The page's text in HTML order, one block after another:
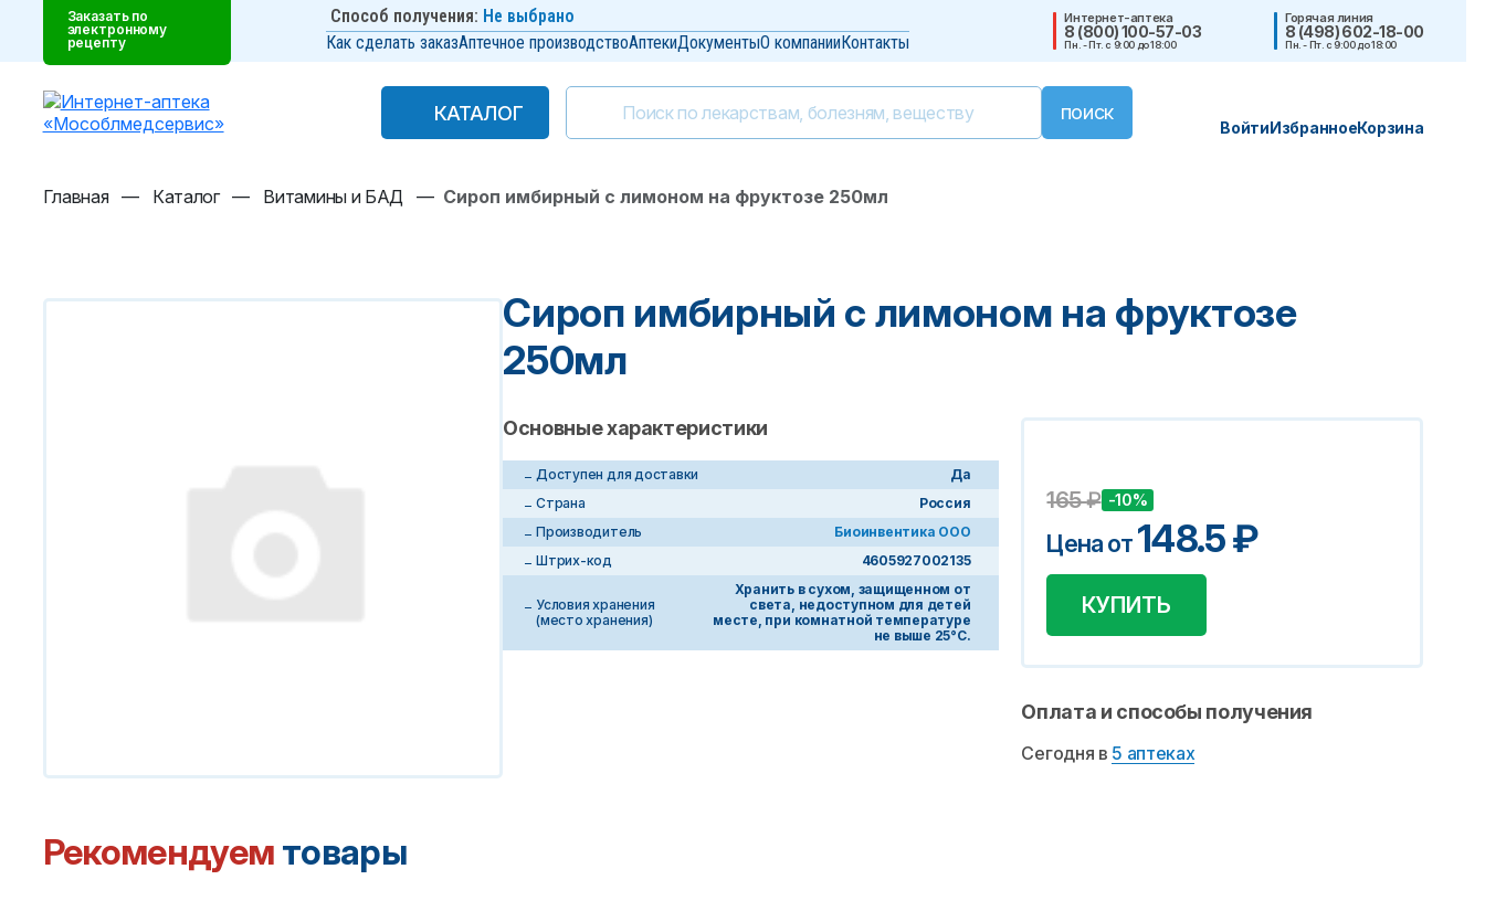
Заказать по
электронному
рецепту
Способ получения: Не выбрано
Как сделать заказАптечное производствоАптекиДокументыО компанииКонтакты
Интернет-аптека
8 (800) 100-57-03
Пн. - Пт. с 9:00 до 18:00
Горячая линия
8 (498) 602-18-00
Пн. - Пт. с 9:00 до 18:00
КАТАЛОГ
КАТАЛОГ
ВойтиИзбранноеКорзина
Главная — Каталог — Витамины и БАД — Сироп имбирный с лимоном на фруктозе 250мл
Сироп имбирный с лимоном на фруктозе
250мл
Основные характеристики
Доступен для доставки
Да
Страна
Россия
Производитель
Биоинвентика ООО
Штрих-код
4605927002135
Условия хранения
(место хранения)
Хранить в сухом, защищенном от
света, недоступном для детей
месте, при комнатной температуре
не выше 25°С.
165₽ -10%
Цена от148.5₽
КУПИТЬ
Оплата и способы получения
Сегодня в 5 аптеках
Рекомендуем товары